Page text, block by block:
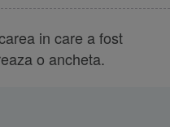
in care a fost
o ancheta.